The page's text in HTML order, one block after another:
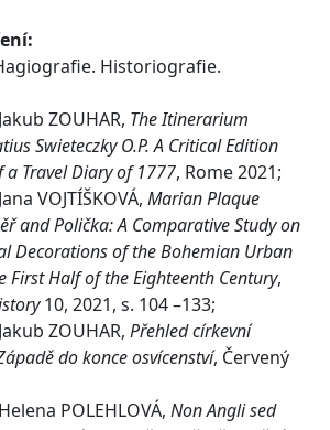
Historiografie.
ZOUHAR, The Itinerarium
Swieteczky O.P. A Critical Edition
Travel Diary of 1777, Rome 2021;
VOJTÍŠKOVÁ, Marian Plaque
and Polička: A Comparative Study on
Decorations of the Bohemian Urban
First Half of the Eighteenth Century,
10, 2021, s. 104 –133;
ZOUHAR, Přehled církevní
do konce osvícenství, Červený
POLEHLOVÁ, Non Angli sed